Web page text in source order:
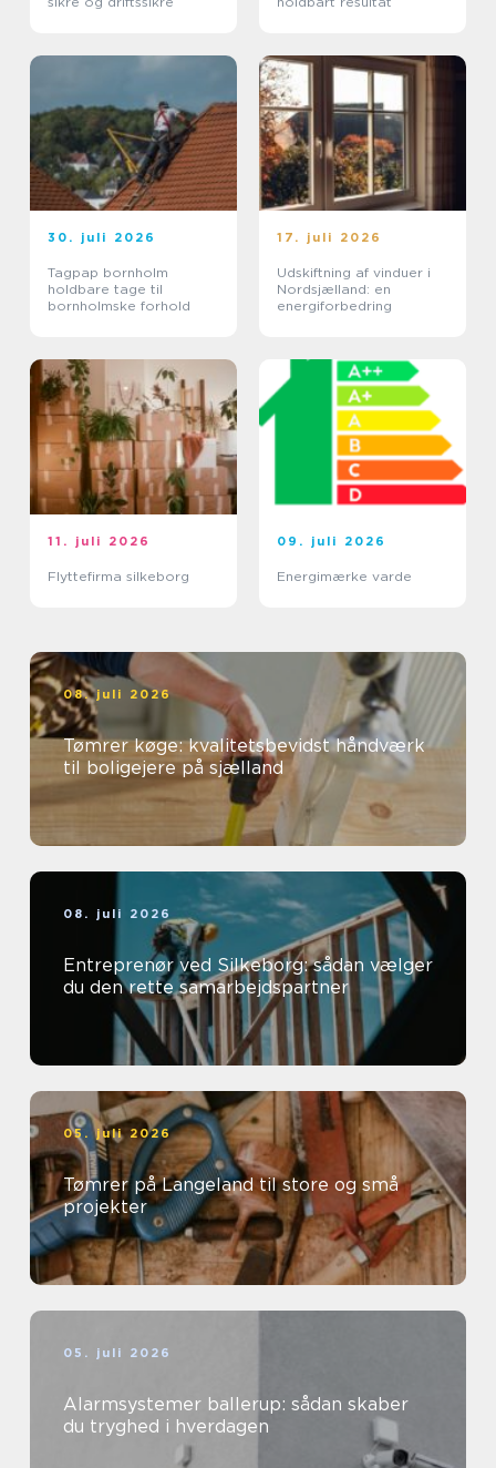
30. juli 2026
Tagpap bornholm
holdbare tage til
bornholmske forhold
17. juli 2026
Udskiftning af vinduer i
Nordsjælland: en
energiforbedring
11. juli 2026
Flyttefirma silkeborg
09. juli 2026
Energimærke varde
08. juli 2026
Tømrer køge: kvalitetsbevidst håndværk
til boligejere på sjælland
08. juli 2026
Entreprenør ved Silkeborg: sådan vælger
du den rette samarbejdspartner
05. juli 2026
Tømrer på Langeland til store og små
projekter
05. juli 2026
Alarmsystemer ballerup: sådan skaber
du tryghed i hverdagen